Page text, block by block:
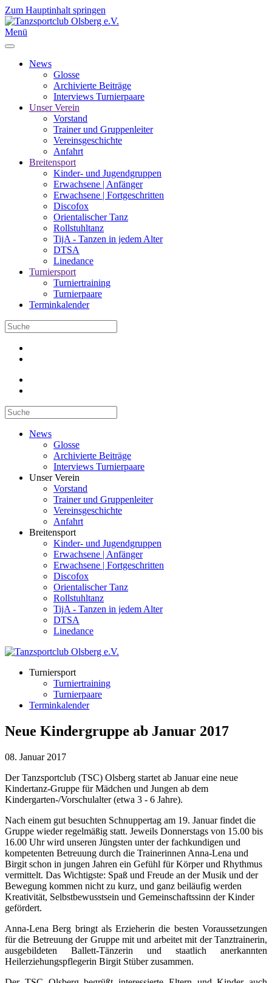
Zum Hauptinhalt springen
Menü
News
Glosse
Archivierte Beiträge
Interviews Turnierpaare
Unser Verein
Vorstand
Trainer und Gruppenleiter
Vereinsgeschichte
Anfahrt
Breitensport
Kinder- und Jugendgruppen
Erwachsene | Anfänger
Erwachsene | Fortgeschritten
Discofox
Orientalischer Tanz
Rollstuhltanz
TijA - Tanzen in jedem Alter
DTSA
Linedance
Turniersport
Turniertraining
Turnierpaare
Terminkalender
News
Glosse
Archivierte Beiträge
Interviews Turnierpaare
Unser Verein
Vorstand
Trainer und Gruppenleiter
Vereinsgeschichte
Anfahrt
Breitensport
Kinder- und Jugendgruppen
Erwachsene | Anfänger
Erwachsene | Fortgeschritten
Discofox
Orientalischer Tanz
Rollstuhltanz
TijA - Tanzen in jedem Alter
DTSA
Linedance
Turniersport
Turniertraining
Turnierpaare
Terminkalender
Neue Kindergruppe ab Januar 2017
08. Januar 2017
Der Tanzsportclub (TSC) Olsberg startet ab Januar eine neue
Kindertanz-Gruppe für Mädchen und Jungen ab dem
Kindergarten-/Vorschulalter (etwa 3 - 6 Jahre).
Nach einem gut besuchten Schnuppertag am 19. Januar findet die
Gruppe wieder regelmäßig statt. Jeweils Donnerstags von 15.00 bis
16.00 Uhr wird unseren Jüngsten unter der fachkundigen und
kompetenten Betreuung durch die Trainerinnen Anna-Lena und
Birgit schon in jungen Jahren ein Gefühl für Körper und Rhythmus
vermittelt. Das Wichtigste: Spaß und Freude an der Musik und der
Bewegung kommen nicht zu kurz, und ganz beiläufig werden
Kreativität, Selbstbewusstsein und Gemeinschaftssinn der Kinder
gefördert.
Anna-Lena Berg bringt als Erzieherin die besten Voraussetzungen
für die Betreuung der Gruppe mit und arbeitet mit der Tanztrainerin,
ausgebildeten Ballett-Tänzerin und staatlich anerkannten
Heilerziehungspflegerin Birgit Stüber zusammen.